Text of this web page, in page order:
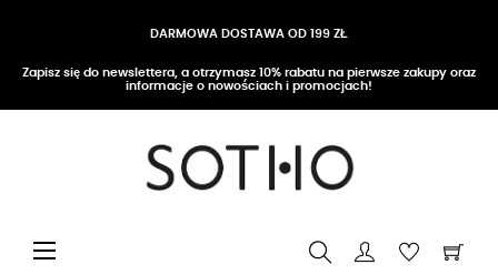
DARMOWA DOSTAWA OD 199 ZŁ
Zapisz się do newslettera, a otrzymasz 10% rabatu na pierwsze zakupy oraz
informacje o nowościach i promocjach!
Przełącz nawigację
☰